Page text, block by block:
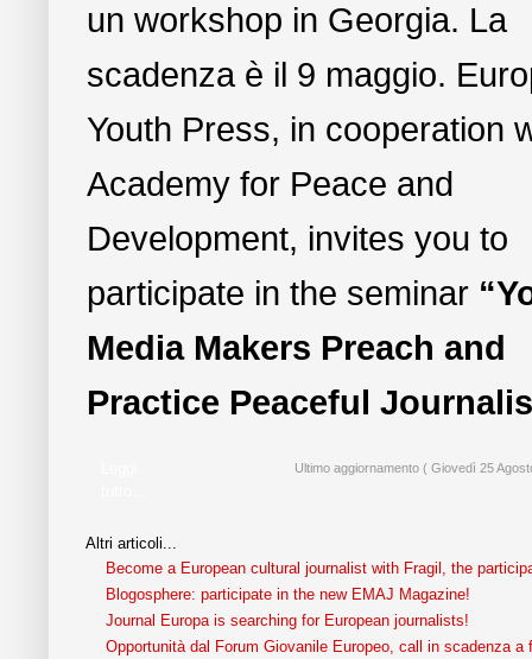
un workshop in Georgia. La
scadenza è il 9 maggio.
Youth Press, in cooperation
Academy for Peace and
Development, invites you to
participate in the seminar
Media Makers Preach and
Practice Peaceful
Ultimo aggiornamento ( Giovedì 25
Altri articoli...
Become a European cultural journalist with Fragil, the
Blogosphere: participate in the new EMAJ Magazine!
Journal Europa is searching for European journalists!
Opportunità dal Forum Giovanile Europeo, call in scadenza a